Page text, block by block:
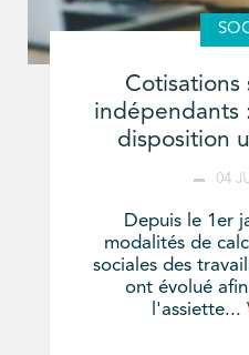
Cotisations
indépendants
disposition
04
Depuis le 1er
modalités de
sociales des
ont évolué
l'assiette...